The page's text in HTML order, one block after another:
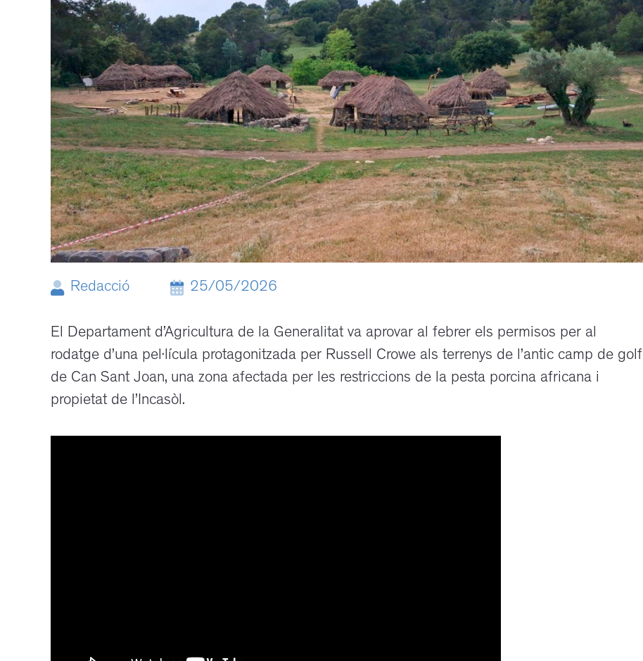
Redacció 25/05/2026
El Departament d’Agricultura de la Generalitat va aprovar al febrer els permisos per al
rodatge d’una pel·lícula protagonitzada per Russell Crowe als terrenys de l’antic camp de golf
de Can Sant Joan, una zona afectada per les restriccions de la pesta porcina africana i
propietat de l’Incasòl.